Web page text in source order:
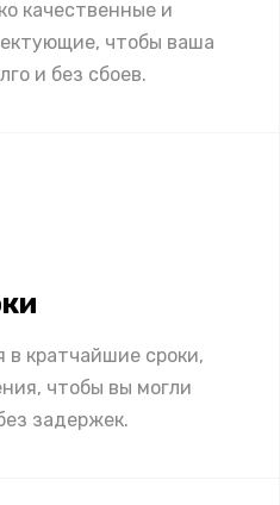
качественные и
чтобы ваша
и без сбоев.
в кратчайшие сроки,
чтобы вы могли
задержек.